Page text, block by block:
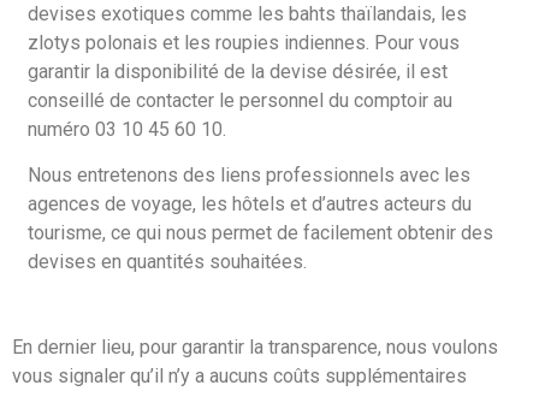
devises exotiques comme les bahts thaïlandais, les
zlotys polonais et les roupies indiennes. Pour vous
garantir la disponibilité de la devise désirée, il est
conseillé de contacter le personnel du comptoir au
numéro 03 10 45 60 10.
Nous entretenons des liens professionnels avec les
agences de voyage, les hôtels et d’autres acteurs du
tourisme, ce qui nous permet de facilement obtenir des
devises en quantités souhaitées.
En dernier lieu, pour garantir la transparence, nous voulons
vous signaler qu’il n’y a aucuns coûts supplémentaires